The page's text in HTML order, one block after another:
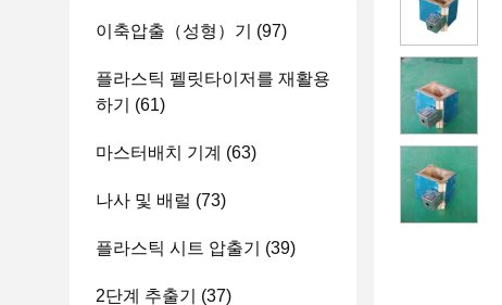
이축압출（성형）기 (97)
플라스틱 펠릿타이저를 재활용
하기
(61)
마스터배치 기계 (63)
나사 및 배럴 (73)
플라스틱 시트 압출기 (39)
2단계 추출기 (37)